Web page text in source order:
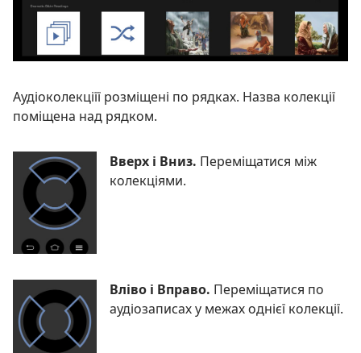
Аудіоколекціїї розміщені по рядках. Назва колекції
поміщена над рядком.
Вверх і Вниз. Переміщатися між
колекціями.
Вліво і Вправо. Переміщатися по
аудіозаписах у межах однієї колекції.